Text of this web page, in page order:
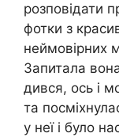
розповідати
фотки з
неймовірних
Запитала
дився, ось і
та
у неї і було